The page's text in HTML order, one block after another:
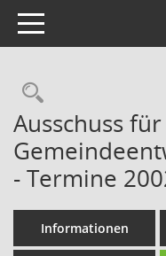
Toggle navigation
Ausschuss für
- Termine
Informationen